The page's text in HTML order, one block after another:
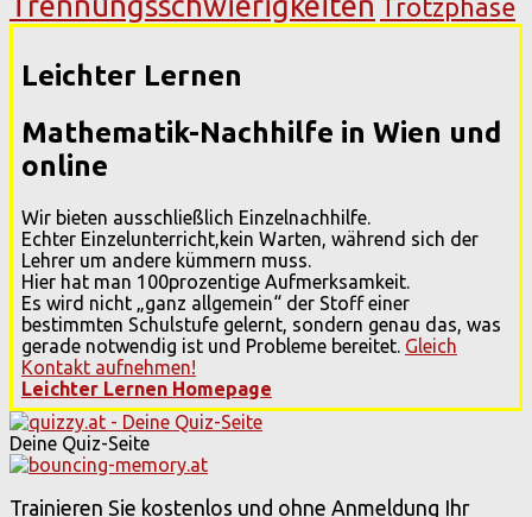
Trotzphase
Leichter Lernen
Mathematik-Nachhilfe in Wien und
online
Wir bieten ausschließlich Einzelnachhilfe.
Echter Einzelunterricht,kein Warten, während sich der
Lehrer um andere kümmern muss.
Hier hat man 100prozentige Aufmerksamkeit.
Es wird nicht „ganz allgemein“ der Stoff einer
bestimmten Schulstufe gelernt, sondern genau das, was
gerade notwendig ist und Probleme bereitet. Gleich
Kontakt aufnehmen!
Leichter Lernen Homepage
Deine Quiz-Seite
Trainieren Sie kostenlos und ohne Anmeldung Ihr